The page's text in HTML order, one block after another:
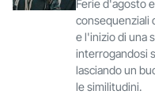
Ferie d'agosto
consequenziali
e l'inizio di una
interrogandosi
lasciando un
le similitudini.